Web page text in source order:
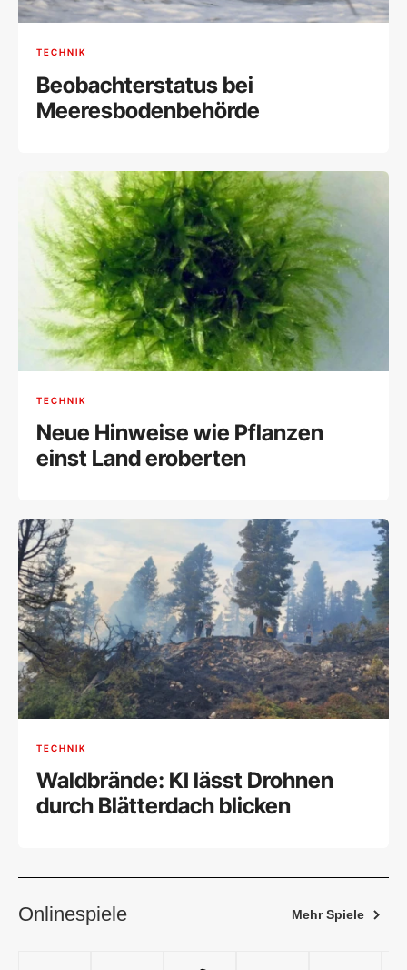
TECHNIK
Beobachterstatus bei
Meeresbodenbehörde
TECHNIK
Neue Hinweise wie Pflanzen
einst Land eroberten
TECHNIK
Waldbrände: KI lässt Drohnen
durch Blätterdach blicken
Onlinespiele Mehr Spiele